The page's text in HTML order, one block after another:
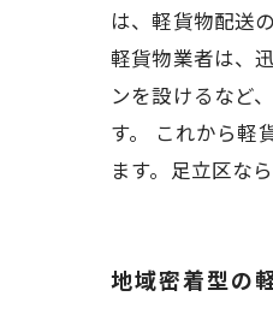
は、軽貨物配送
軽貨物業者は、
ンを設けるなど
す。 これから軽
ます。足立区な
地域密着型の